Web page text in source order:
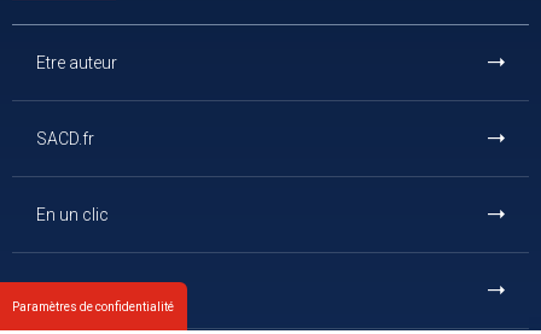
Etre auteur
SACD.fr
En un clic
Paramètres de confidentialité